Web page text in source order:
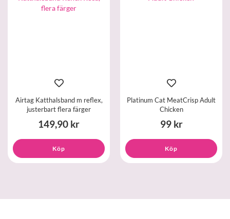
Airtag Katthalsband m reflex,
justerbart flera färger
149,90 kr
Köp
Platinum Cat MeatCrisp Adult
Chicken
99 kr
Köp